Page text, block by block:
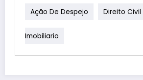
Ação De Despejo Direito Civil
Imobiliario